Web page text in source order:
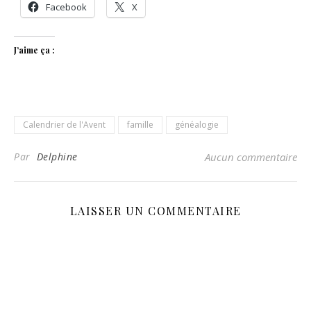
Facebook X
J’aime ça :
Calendrier de l'Avent famille généalogie
Par Delphine Aucun commentaire
LAISSER UN COMMENTAIRE